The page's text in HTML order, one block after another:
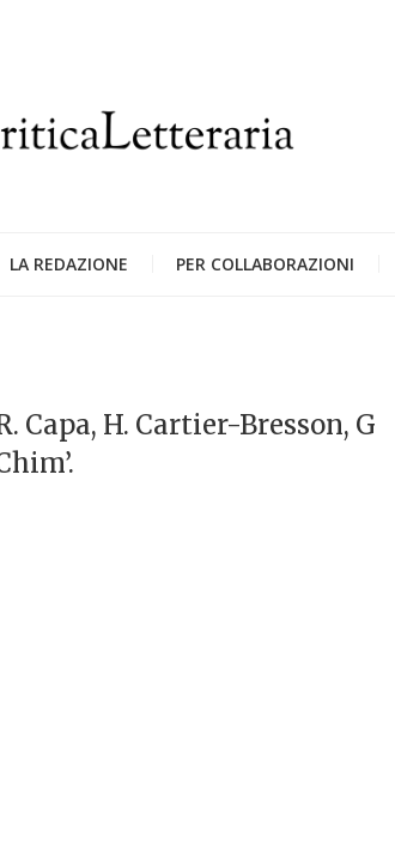
LA REDAZIONE PER COLLABORAZIONI
H. Cartier-Bresson, G